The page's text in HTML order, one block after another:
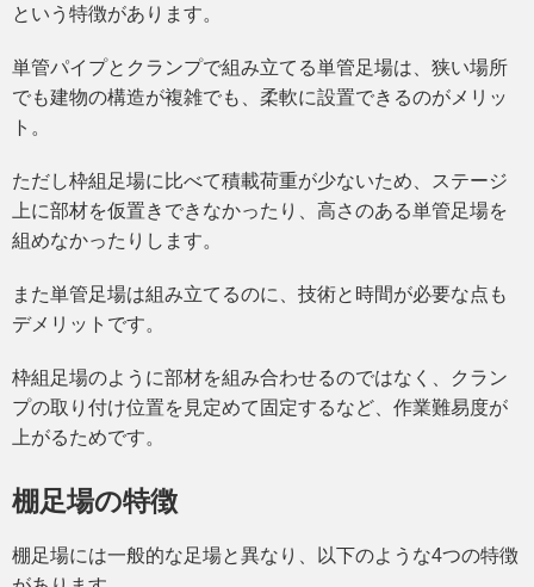
という特徴があります。
単管パイプとクランプで組み立てる単管足場は、狭い場所
でも建物の構造が複雑でも、柔軟に設置できるのがメリッ
ト。
ただし枠組足場に比べて積載荷重が少ないため、ステージ
上に部材を仮置きできなかったり、高さのある単管足場を
組めなかったりします。
また単管足場は組み立てるのに、技術と時間が必要な点も
デメリットです。
枠組足場のように部材を組み合わせるのではなく、クラン
プの取り付け位置を見定めて固定するなど、作業難易度が
上がるためです。
棚足場の特徴
棚足場には一般的な足場と異なり、以下のような4つの特徴